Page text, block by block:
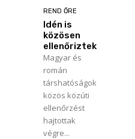
REND ŐRE
Idén is
közösen
ellenőriztek
Magyar és
román
társhatóságok
közös közúti
ellenőrzést
hajtottak
végre...